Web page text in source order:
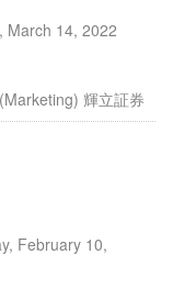
March 14, 2022
輝立証券
February 10,